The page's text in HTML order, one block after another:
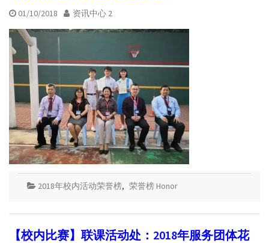
01/10/2018 资讯中心 2
2018年校内活动荣誉榜, 荣誉榜 Honor
【校内比赛】联课活动处：2018年服务团体花